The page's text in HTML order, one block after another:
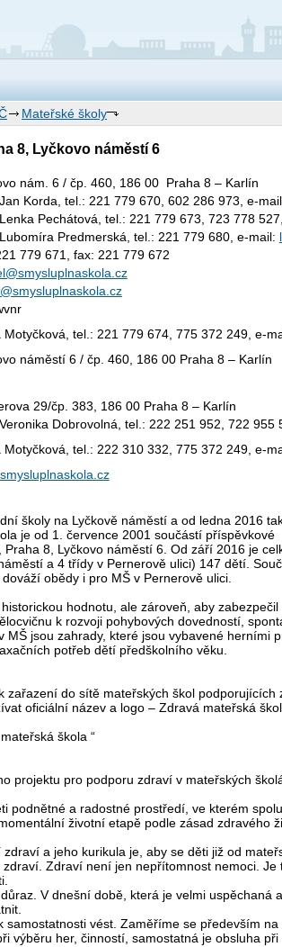
Mateřské školy
8, Lyčkovo náměstí 6
nám. 6 / čp. 460, 186 00 Praha 8 – Karlín
Korda, tel.: 221 779 670, 602 286 973, e-
Pechátová, tel.: 221 779 673, 723 778
Predmerská, tel.: 221 779 680, e-mail:
779 671, fax: 221 779 672
Motyčková, tel.: 221 779 674, 775 372 249, e-
náměstí 6 / čp. 460, 186 00 Praha 8 – Karlín
29/čp. 383, 186 00 Praha 8 – Karlín
Dobrovolná, tel.: 222 251 952, 722 955
Motyčková, tel.: 222 310 332, 775 372 249, e-
školy na Lyčkově náměstí a od ledna 2016
je od 1. července 2001 součástí příspěvkové
8, Lyčkovo náměstí 6. Od září 2016 je
a 4 třídy v Pernerově ulici) 147 dětí.
obědy i pro MŠ v Pernerově ulici.
hodnotu, ale zároveň, aby zabezpečil
k rozvoji pohybových dovedností,
jsou zahrady, které jsou vybavené herními
potřeb dětí předškolního věku.
zařazení do sítě mateřských škol podporujících
oficiální název a logo – Zdravá mateřská
škola “
projektu pro podporu zdraví v mateřských
podnětné a radostné prostředí, ve kterém
životní etapě podle zásad zdravého
a jeho kurikula je, aby se děti již od
Zdraví není jen nepřítomnost nemoci. Je
V dnešní době, která je velmi uspěchaná
samostatnosti vést. Zaměříme se především
výběru her, činností, samostatná je obsluha při